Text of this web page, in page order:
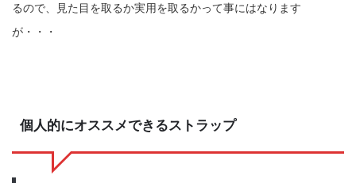
るので、見た目を取るか実用を取るかって事にはなります
が・・・
個人的にオススメできるストラップ